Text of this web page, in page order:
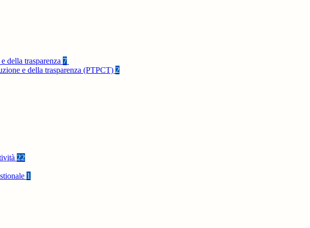
della trasparenza 7
e della trasparenza (PTPCT) 2
22
1